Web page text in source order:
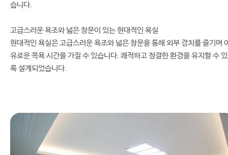
습니다.
고급스러운 욕조와 넓은 창문이 있는 현대적인 욕실
현대적인 욕실은 고급스러운 욕조와 넓은 창문을 통해 외부 경치를 즐기며
유로운 목욕 시간을 가질 수 있습니다. 쾌적하고 청결한 환경을 유지할 수
록 설계되었습니다.